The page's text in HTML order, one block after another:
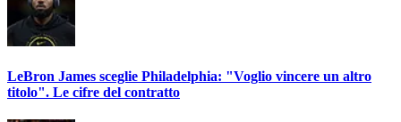
LeBron James sceglie Philadelphia: "Voglio vincere un altro
titolo". Le cifre del contratto